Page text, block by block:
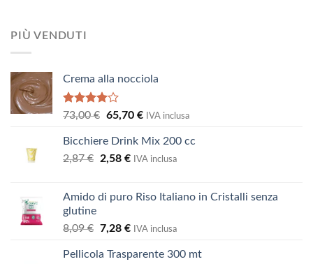
41,62 €
PIÙ VENDUTI
Crema alla nocciola
Valutato
5
73,00€ Il
originale
era:
65,70 €Il
attuale
è:
IVA inclusa
Bicchiere Drink Mix 200 cc
2,87€
Il
era:
2,58 €Il
è:
IVA inclusa
Amido di puro Riso Italiano in Cristalli senza
glutine
8,09€ Il
originale
7,28 €Il
attuale
IVA inclusa
Pellicola Trasparente 300 mt